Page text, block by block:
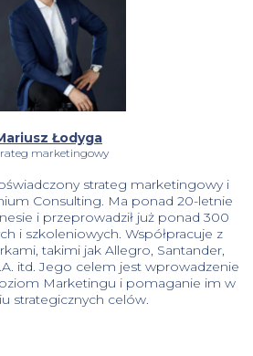
Łodyga
marketingowy
strateg marketingowy i
Consulting. Ma ponad 20-letnie
i przeprowadził już ponad 300
i szkoleniowych. Współpracuje z
takimi jak Allegro, Santander,
itd. Jego celem jest wprowadzenie
Marketingu i pomaganie im w
strategicznych celów.